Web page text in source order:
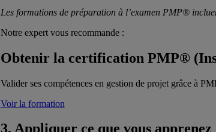
Les formations de préparation à l’examen PMP®
Notre expert vous recommande :
Obtenir la certification PMP®
Valider ses compétences en gestion de projet grâce à
Voir la formation
3. Appliquer ce que vous apprenez